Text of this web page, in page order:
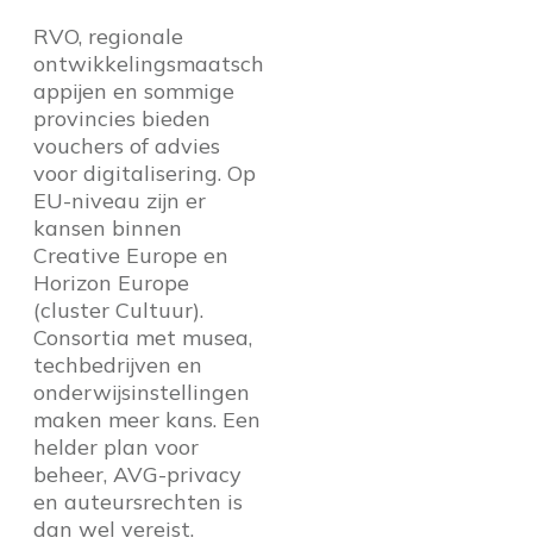
RVO, regionale
ontwikkelingsmaatsch
appijen en sommige
provincies bieden
vouchers of advies
voor digitalisering. Op
EU-niveau zijn er
kansen binnen
Creative Europe en
Horizon Europe
(cluster Cultuur).
Consortia met musea,
techbedrijven en
onderwijsinstellingen
maken meer kans. Een
helder plan voor
beheer, AVG-privacy
en auteursrechten is
dan wel vereist.